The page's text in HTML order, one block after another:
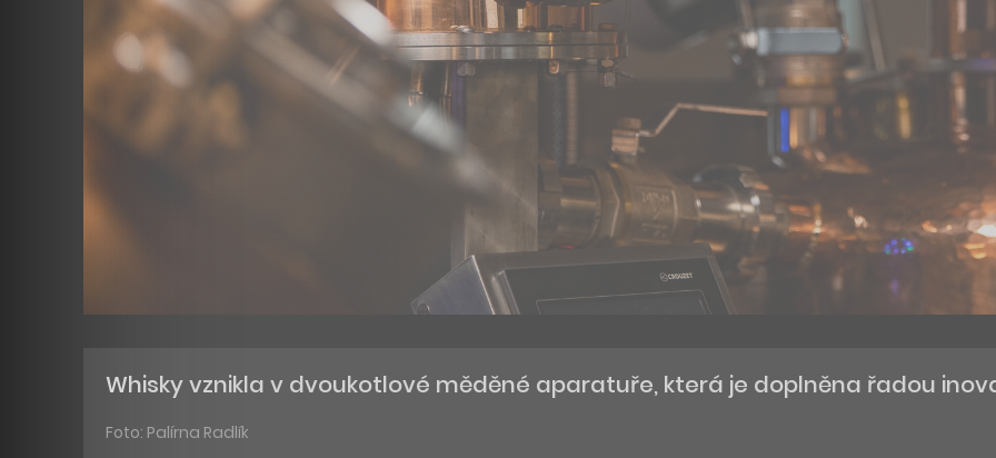
Whisky vznikla v dvoukotlové měděné aparatuře, která je doplněna řadou
Foto: Palírna Radlík